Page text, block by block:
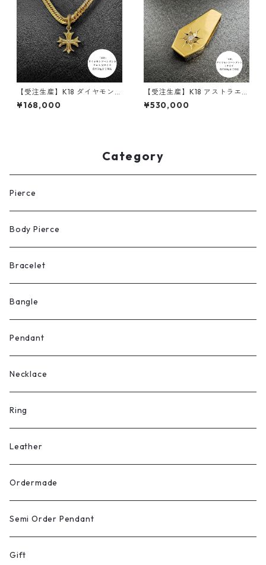
【受注生産】K18 ダイヤモンド
ペンダント｜クロスモチーフ
｜Mサイズ｜50g喜平まで対応
¥168,000
【受注生産】K18 アストラエッ
ジペンダント ｜Lサイズ｜100
-150ｇ喜平まで対応 ｜custo
¥530,000
Category
Pierce
Body Pierce
Bracelet
Bangle
Pendant
Necklace
Ring
Leather
Ordermade
Semi Order Pendant
Gift